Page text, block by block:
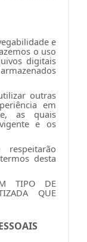
e
o uso
digitais
outras
em
as quais
e os
desta
TIPO DE
QUE